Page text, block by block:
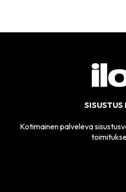
SISUSTUS
Kotimainen palveleva